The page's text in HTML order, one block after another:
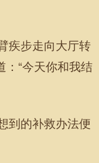
疾步走向大厅转
“今天你和我结
到的补救办法便